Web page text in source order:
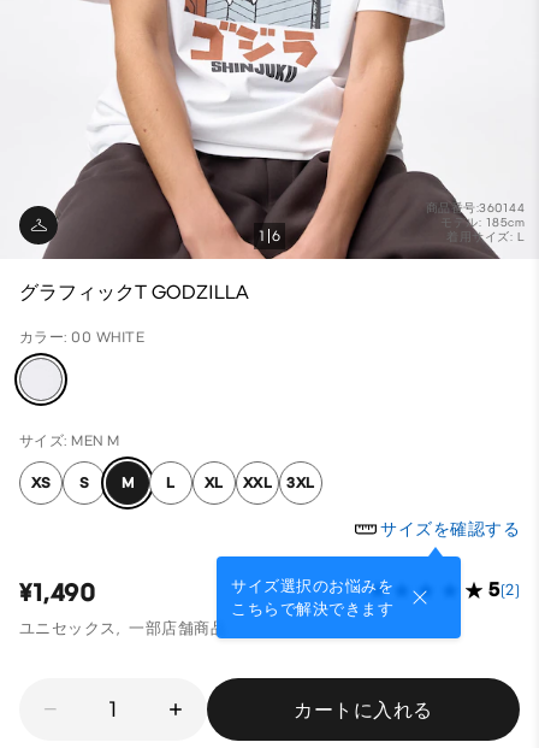
商品番号:360144
モデル: 185cm
着用サイズ: L
1 6
グラフィックT GODZILLA
カラー: 00 WHITE
サイズ: MEN M
XS S M L XL XXL 3XL
サイズを確認する
サイズ選択のお悩みを
こちらで解決できます
¥1,490 5(2)
ユニセックス, 一部店舗商品
1 カートに入れる